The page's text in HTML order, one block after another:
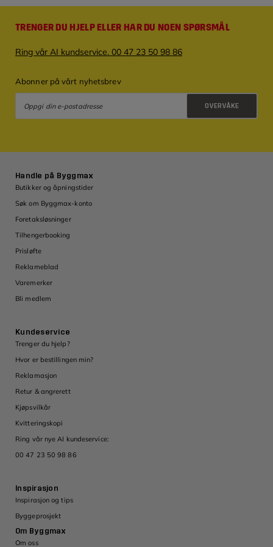
TRENGER DU HJELP ELLER HAR DU NOEN SPØRSMÅL
Ring vår AI kundservice. 00 47 23 50 98 86
Abonner på vårt nyhetsbrev
OVERVÅKE
Handle på Byggmax
Butikker og åpningstider
Søk om Byggmax-konto
Foretaksløsninger
Tilhengerbooking
Prisløfte
Reklameblad
Varemerker
Bli medlem
Kundeservice
Trenger du hjelp?
Hvor er bestillingen min?
Reklamasjon
Retur & angrerett
Kjøpsvilkår
Kvitteringskopi
Ring vår nye AI kundeservice:
00 47 23 50 98 86
Inspirasjon
Inspirasjon og tips
Byggeprosjekt
Om Byggmax
Om oss